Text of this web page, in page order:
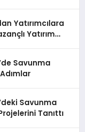
Yatırımcılara
Yatırım
Savunma
Savunma
Tanıttı